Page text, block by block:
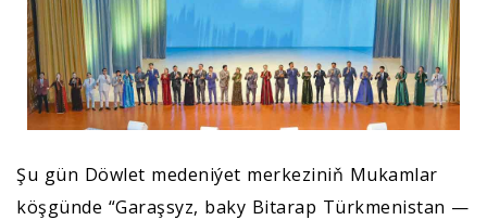
Şu gün Döwlet medeniýet merkeziniň Mukamlar
köşgünde “Garaşsyz, baky Bitarap Türkmenistan —